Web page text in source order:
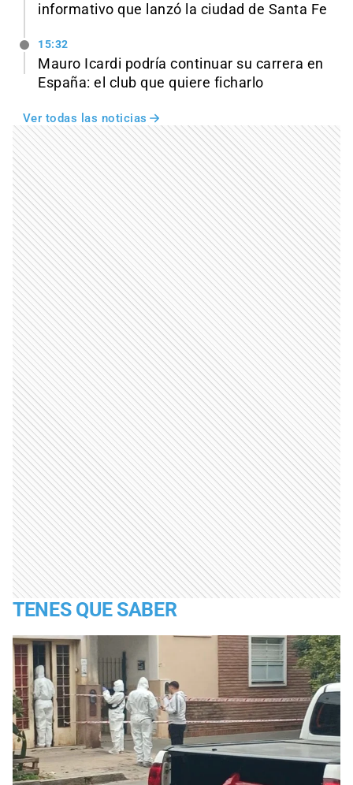
informativo que lanzó la ciudad de Santa Fe
15:32
Mauro Icardi podría continuar su carrera en
España: el club que quiere ficharlo
Ver todas las noticias
TENES QUE SABER